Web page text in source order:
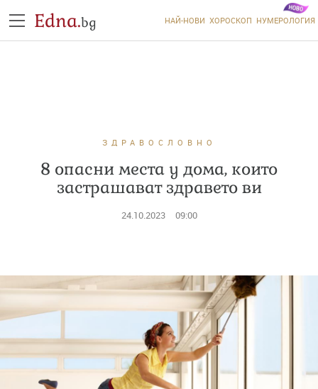
Edna.bg НАЙ-НОВИ ХОРОСКОП НУМЕРОЛОГИЯ
ЗДРАВОСЛОВНО
8 опасни места у дома, които
застрашават здравето ви
24.10.2023 09:00